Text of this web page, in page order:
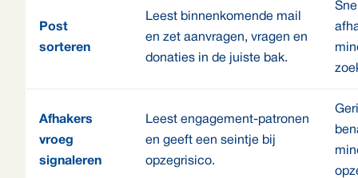
Post
sorteren
Leest binnenkomende mail
en zet aanvragen, vragen en
donaties in de juiste bak.
Afhakers
vroeg
signaleren
Leest engagement-patronen
en geeft een seintje bij
opzegrisico.